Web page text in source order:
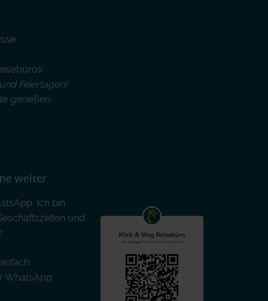
Feiertagen)
genießen
weiter
Ich bin
und
WhatsApp